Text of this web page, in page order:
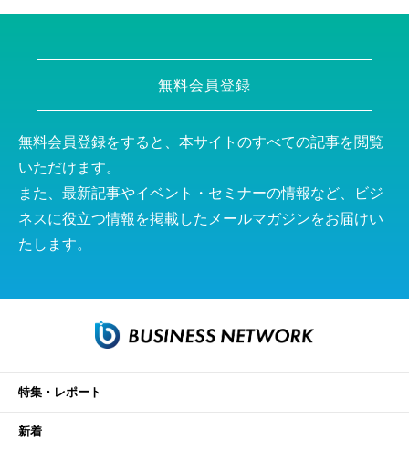
無料会員登録
無料会員登録をすると、本サイトのすべての記事を閲覧
いただけます。
また、最新記事やイベント・セミナーの情報など、ビジ
ネスに役立つ情報を掲載したメールマガジンをお届けい
たします。
特集・レポート
新着